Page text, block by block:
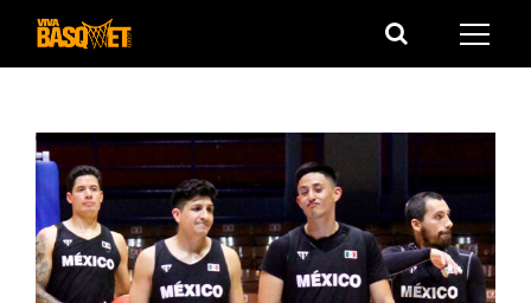
Saltar